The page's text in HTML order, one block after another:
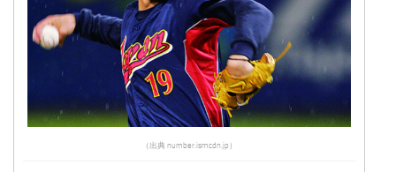
（出典 number.ismcdn.jp）